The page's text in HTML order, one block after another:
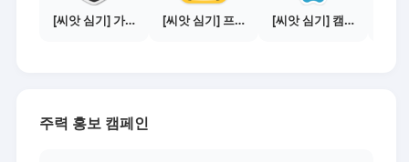
[씨앗 심기] 가이드보기 - 매체별 활동 가이드 [씨앗 심기] 프로필 사진 등록하기 [씨앗 심기] 캠페인 전환하기
주력 홍보 캠페인